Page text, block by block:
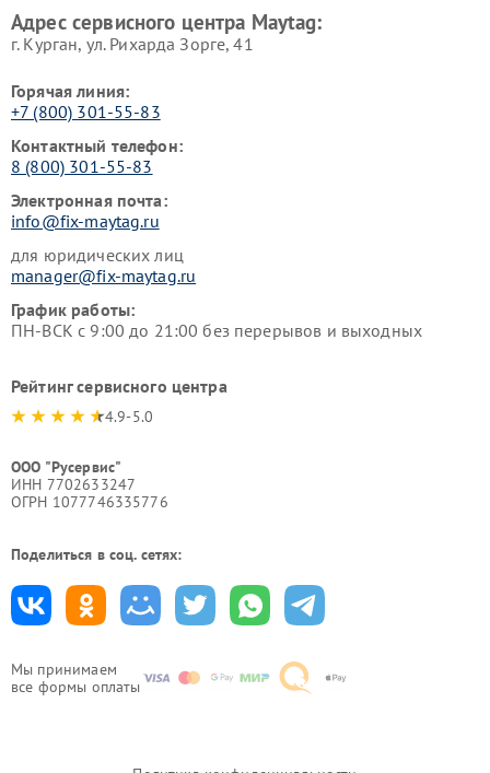
Мы принимаем
все формы оплаты
Адрес сервисного центра Maytag:
г. Курган, ул. Рихарда Зорге, 41
Горячая линия:
+7 (800) 301-55-83
Контактный телефон:
8 (800) 301-55-83
Электронная почта:
info@fix-maytag.ru
для юридических лиц
manager@fix-maytag.ru
График работы:
ПН-ВСК с 9:00 до 21:00 без перерывов и выходных
Рейтинг сервисного центра
4.9-5.0
ООО "Русервис"
ИНН 7702633247
ОГРН 1077746335776
Поделиться в соц. сетях: